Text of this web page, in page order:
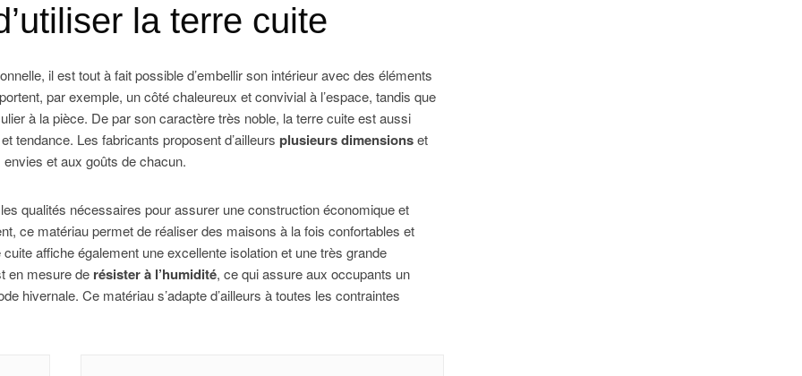
la terre cuite
il est tout à fait possible d’embellir son intérieur avec des éléments
par exemple, un côté chaleureux et convivial à l’espace, tandis que
à la pièce. De par son caractère très noble, la terre cuite est aussi
tendance. Les fabricants proposent d’ailleursplusieurs dimensionset
et aux goûts de chacun.
qualités nécessaires pour assurer une construction économique et
ce matériau permet de réaliser des maisons à la fois confortables et
affiche également une excellente isolation et une très grande
en mesure de résister à l’humidité, ce qui assure aux occupants un
hivernale. Ce matériau s’adapte d’ailleurs à toutes les contraintes